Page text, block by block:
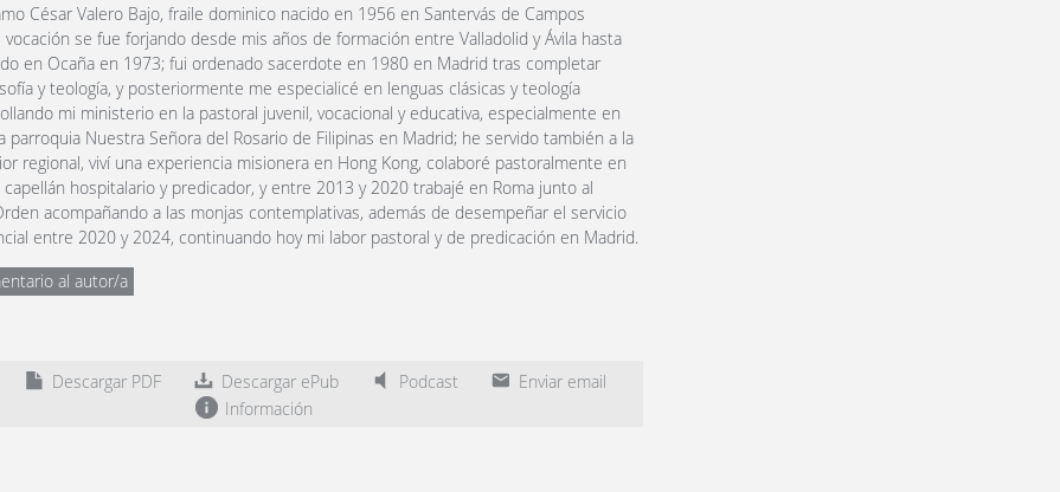
César Valero Bajo, fraile dominico nacido en 1956 en Santervás de Campos
vocación se fue forjando desde mis años de formación entre Valladolid y Ávila hasta
en Ocaña en 1973; fui ordenado sacerdote en 1980 en Madrid tras completar
y teología, y posteriormente me especialicé en lenguas clásicas y teología
mi ministerio en la pastoral juvenil, vocacional y educativa, especialmente en
parroquia Nuestra Señora del Rosario de Filipinas en Madrid; he servido también a la
regional, viví una experiencia misionera en Hong Kong, colaboré pastoralmente en
hospitalario y predicador, y entre 2013 y 2020 trabajé en Roma junto al
acompañando a las monjas contemplativas, además de desempeñar el servicio
entre 2020 y 2024, continuando hoy mi labor pastoral y de predicación en Madrid.
al autor/a
Descargar PDF Descargar ePub Podcast
Enviar email
Información